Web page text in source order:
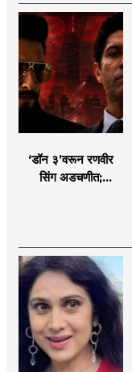
‘डॉन ३’वरून रणवीर
सिंग अडचणीत;